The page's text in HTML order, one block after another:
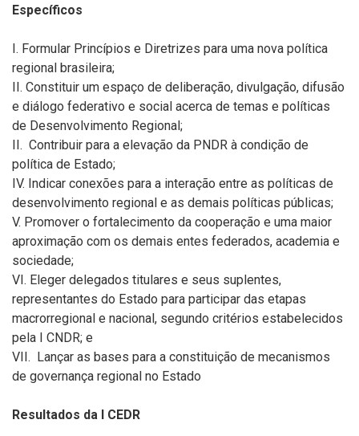
Específicos
I. Formular Princípios e Diretrizes para uma nova política
regional brasileira;
II. Constituir um espaço de deliberação, divulgação, difusão
e diálogo federativo e social acerca de temas e políticas
de Desenvolvimento Regional;
II. Contribuir para a elevação da PNDR à condição de
política de Estado;
IV. Indicar conexões para a interação entre as políticas de
desenvolvimento regional e as demais políticas públicas;
V. Promover o fortalecimento da cooperação e uma maior
aproximação com os demais entes federados, academia e
sociedade;
VI. Eleger delegados titulares e seus suplentes,
representantes do Estado para participar das etapas
macrorregional e nacional, segundo critérios estabelecidos
pela I CNDR; e
VII. Lançar as bases para a constituição de mecanismos
de governança regional no Estado
Resultados da I CEDR